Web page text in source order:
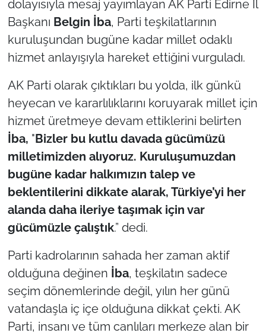
dolayısıyla mesaj yayımlayan AK Parti Edirne İl
Başkanı Belgin İba, Parti teşkilatlarının
kuruluşundan bugüne kadar millet odaklı
hizmet anlayışıyla hareket ettiğini vurguladı.
AK Parti olarak çıktıkları bu yolda, ilk günkü
heyecan ve kararlılıklarını koruyarak millet için
hizmet üretmeye devam ettiklerini belirten
İba, "Bizler bu kutlu davada gücümüzü
milletimizden alıyoruz. Kuruluşumuzdan
bugüne kadar halkımızın talep ve
beklentilerini dikkate alarak, Türkiye’yi her
alanda daha ileriye taşımak için var
gücümüzle çalıştık.” dedi.
Parti kadrolarının sahada her zaman aktif
olduğuna değinen İba, teşkilatın sadece
seçim dönemlerinde değil, yılın her günü
vatandaşla iç içe olduğuna dikkat çekti. AK
Parti, insanı ve tüm canlıları merkeze alan bir
Güvenlik
Genel
Politika
Flaş Haber
Dış Haberler
Magazin
İş Dünyası
Bilim Teknoloji
English News
Canlı Maç
Finans